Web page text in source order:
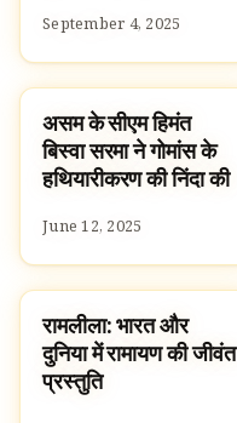
September 4, 2025
HINDUISM
असम के सीएम हिमंत
बिस्वा सरमा ने गोमांस के
हथियारीकरण की निंदा की
June 12, 2025
TRADITIONS
रामलीला: भारत और
दुनिया में रामायण की जीवंत
प्रस्तुति